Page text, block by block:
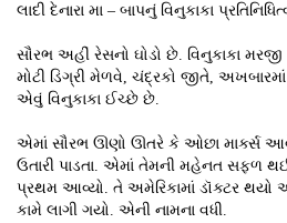
લાદી દેનારા મા – બાપનું વિનુકાકા
સૌરભ અહીં રેસનો ઘોડો છે. વિનુકાકા
મોટી ડિગ્રી મેળવે, ચંદ્રકો જીતે,
એવું વિનુકાકા ઈચ્છે છે.
એમાં સૌરભ ઊણો ઊતરે કે ઓછા માર્ક્સ આવે
ઉતારી પાડતા. એમાં તેમની મહેનત સફળ
પ્રથમ આવ્યો. તે અમેરિકામાં ડૉક્ટર થયો
કામે લાગી ગયો. એની નામના વધી.